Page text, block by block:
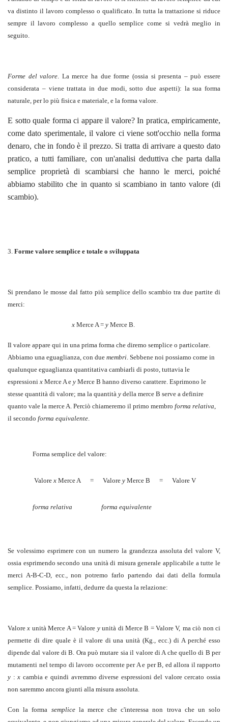
va distinto il lavoro complesso o qualificato. In tutta la trattazione si riduce
sempre il lavoro complesso a quello semplice come si vedrà meglio in
seguito.
Forme del valore. La merce ha due forme (ossia si presenta – può essere
considerata – viene trattata in due modi, sotto due aspetti): la sua forma
naturale, per lo più fisica e materiale, e la forma valore.
E sotto quale forma ci appare il valore? In pratica, empiricamente,
come dato sperimentale, il valore ci viene sott'occhio nella forma
denaro, che in fondo è il prezzo. Si tratta di arrivare a questo dato
pratico, a tutti familiare, con un'analisi deduttiva che parta dalla
semplice proprietà di scambiarsi che hanno le merci, poiché
abbiamo stabilito che in quanto si scambiano in tanto valore (di
scambio).
3. Forme valore semplice e totale o sviluppata
Si prendano le mosse dal fatto più semplice dello scambio tra due partite di
merci:
x Merce A = y Merce B.
Il valore appare qui in una prima forma che diremo semplice o particolare.
Abbiamo una eguaglianza, con due membri. Sebbene noi possiamo come in
qualunque eguaglianza quantitativa cambiarli di posto, tuttavia le
espressioni x Merce A e y Merce B hanno diverso carattere. Esprimono le
stesse quantità di valore; ma la quantità y della merce B serve a definire
quanto vale la merce A. Perciò chiameremo il primo membro forma relativa,
il secondo forma equivalente.
Forma semplice del valore:
Valore xMerce A = Valore yMerce B = Valore V
forma relativa forma equivalente
Se volessimo esprimere con un numero la grandezza assoluta del valore V,
ossia esprimendo secondo una unità di misura generale applicabile a tutte le
merci A-B-C-D, ecc., non potremo farlo partendo dai dati della formula
semplice. Possiamo, infatti, dedurre da questa la relazione:
Valorex unità Merce A = Valore yunità di Merce B = Valore V, ma ciò non ci
permette di dire quale è il valore di una unità (Kg., ecc.) di A perché esso
dipende dal valore di B. Ora può mutare sia il valore di A che quello di B per
mutamenti nel tempo di lavoro occorrente per A e per B, ed allora il rapporto
y :x cambia e quindi avremmo diverse espressioni del valore cercato ossia
non saremmo ancora giunti alla misura assoluta.
Con la forma semplicela merce che c'interessa non trova che un solo